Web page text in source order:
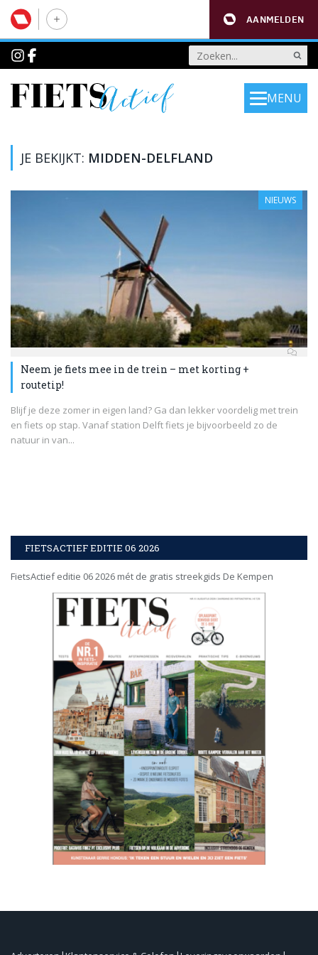
AANMELDEN
MENU
JE BEKIJKT: MIDDEN-DELFLAND
NIEUWS
Neem je fiets mee in de trein – met korting +
routetip!
Blijf je deze zomer in eigen land? Ga dan lekker voordelig met trein
en fiets op stap. Vanaf station Delft fiets je bijvoorbeeld zo de
natuur in van...
FIETSACTIEF EDITIE 06 2026
FietsActief editie 06 2026 mét de gratis streekgids De Kempen